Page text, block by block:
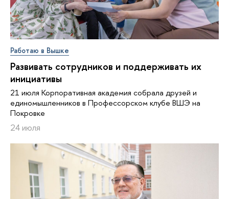
Работаю в Вышке
Развивать сотрудников и поддерживать их
инициативы
21 июля Корпоративная академия собрала друзей и
единомышленников в Профессорском клубе ВШЭ на
Покровке
24 июля